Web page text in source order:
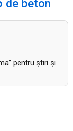
de beton
pentru ştiri şi